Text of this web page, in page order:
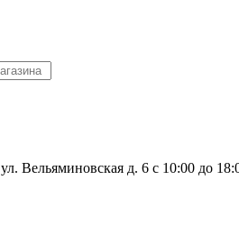
ул. Вельяминовская д. 6 с 10:00 до